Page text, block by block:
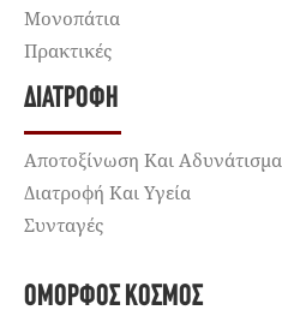
Μονοπάτια
Πρακτικές
ΔΙΑΤΡΟΦΉ
Αποτοξίνωση Και Αδυνάτισμα
Διατροφή Και Υγεία
Συνταγές
ΌΜΟΡΦΟΣ ΚΌΣΜΟΣ